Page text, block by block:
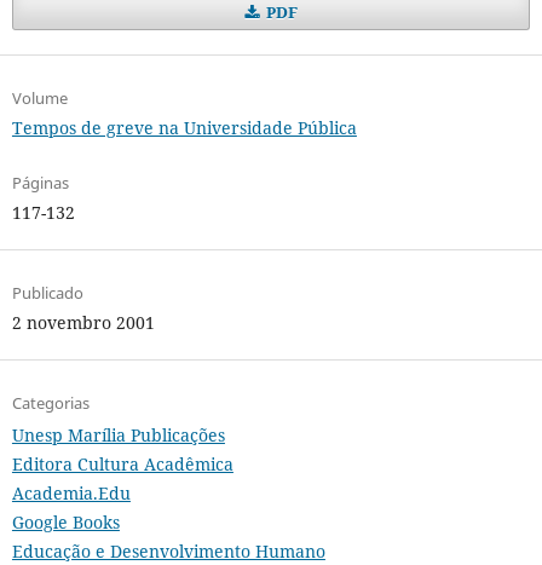
PDF
Volume
Tempos de greve na Universidade Pública
Páginas
117-132
Publicado
2 novembro 2001
Categorias
Unesp Marília Publicações
Editora Cultura Acadêmica
Academia.Edu
Google Books
Educação e Desenvolvimento Humano